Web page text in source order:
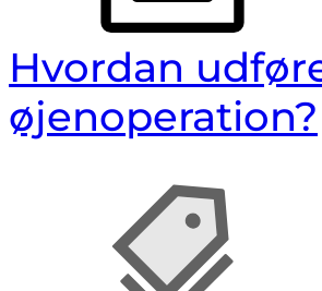
Hvordan
øjenoperation?